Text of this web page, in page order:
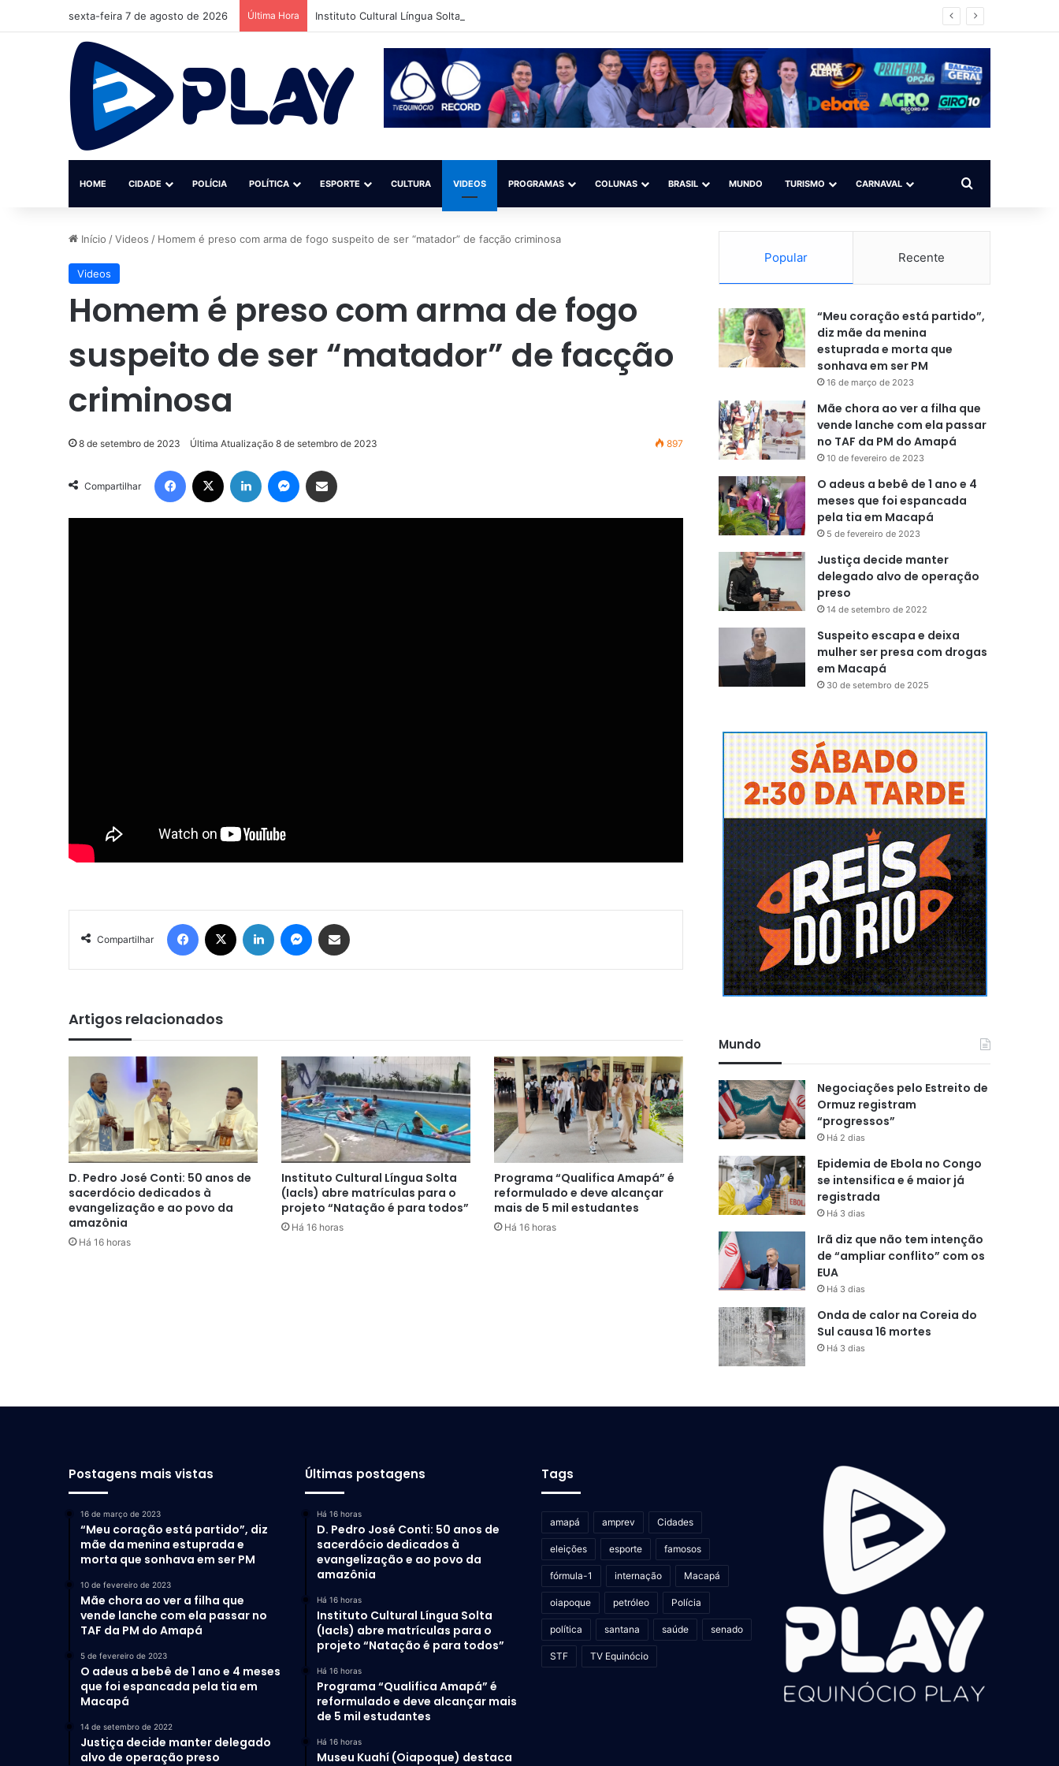
sexta-feira 7 de agosto de 2026 Última Hora Instituto Cultural Língua Solta (Iacls) abre matrículas para o projeto “Natação é para todos”
HOME CIDADE POLÍCIA POLÍTICA ESPORTE CULTURA VIDEOS PROGRAMAS COLUNAS BRASIL MUNDO TURISMO CARNAVAL Procurar por
Início /Videos / Homem é preso com arma de fogo suspeito de ser “matador” de facção criminosa
Videos
Homem é preso com arma de fogo
suspeito de ser “matador” de facção
criminosa
8 de setembro de 2023 Última Atualização 8 de setembro de 2023 897
Compartilhar
Compartilhar
Artigos relacionados
D. Pedro José Conti: 50 anos de
sacerdócio dedicados à
evangelização e ao povo da
amazônia
Há 16 horas
Instituto Cultural Língua Solta
(Iacls) abre matrículas para o
projeto “Natação é para todos”
Há 16 horas
Programa “Qualifica Amapá” é
reformulado e deve alcançar
mais de 5 mil estudantes
Há 16 horas
Popular Recente
“Meu coração está partido”,
diz mãe da menina
estuprada e morta que
sonhava em ser PM
16 de março de 2023
Mãe chora ao ver a filha que
vende lanche com ela passar
no TAF da PM do Amapá
10 de fevereiro de 2023
O adeus a bebê de 1 ano e 4
meses que foi espancada
pela tia em Macapá
5 de fevereiro de 2023
Justiça decide manter
delegado alvo de operação
preso
14 de setembro de 2022
Suspeito escapa e deixa
mulher ser presa com drogas
em Macapá
30 de setembro de 2025
Mundo
Negociações pelo Estreito de
Ormuz registram
“progressos”
Há 2 dias
Epidemia de Ebola no Congo
se intensifica e é maior já
registrada
Há 3 dias
Irã diz que não tem intenção
de “ampliar conflito” com os
EUA
Há 3 dias
Onda de calor na Coreia do
Sul causa 16 mortes
Há 3 dias
Postagens mais vistas
16 de março de 2023
“Meu coração está partido”, diz
mãe da menina estuprada e
morta que sonhava em ser PM
10 de fevereiro de 2023
Mãe chora ao ver a filha que
vende lanche com ela passar no
TAF da PM do Amapá
5 de fevereiro de 2023
O adeus a bebê de 1 ano e 4 meses
que foi espancada pela tia em
Macapá
14 de setembro de 2022
Justiça decide manter delegado
alvo de operação preso
Últimas postagens
Há 16 horas
D. Pedro José Conti: 50 anos de
sacerdócio dedicados à
evangelização e ao povo da
amazônia
Há 16 horas
Instituto Cultural Língua Solta
(Iacls) abre matrículas para o
projeto “Natação é para todos”
Há 16 horas
Programa “Qualifica Amapá” é
reformulado e deve alcançar mais
de 5 mil estudantes
Há 16 horas
Museu Kuahí (Oiapoque) destaca
Tags
amapá amprev Cidades
eleições esporte famosos
fórmula-1 internação Macapá
oiapoque petróleo Polícia
política santana saúde senado
STF TV Equinócio